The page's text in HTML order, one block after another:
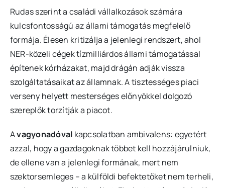
Rudas szerint a családi vállalkozások számára
kulcsfontosságú az állami támogatás megfelelő
formája. Élesen kritizálja a jelenlegi rendszert, ahol
NER-közeli cégek tízmilliárdos állami támogatással
építenek kórházakat, majd drágán adják vissza
szolgáltatásaikat az államnak. A tisztességes piaci
verseny helyett mesterséges előnyökkel dolgozó
szereplők torzítják a piacot.
Avagyonadóval kapcsolatban ambivalens: egyetért
azzal, hogy a gazdagoknak többet kell hozzájárulniuk,
de ellene van a jelenlegi formának, mert nem
szektorsemleges – a külföldi befektetőket nem terheli,